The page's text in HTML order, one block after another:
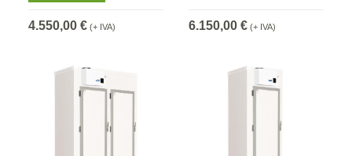
4.550,00 € (+ IVA) 6.150,00 € (+ IVA)